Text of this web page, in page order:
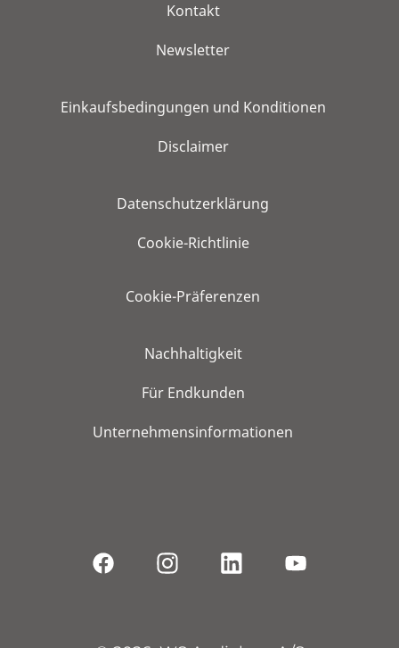
Kontakt
Newsletter
Einkaufsbedingungen und Konditionen
Disclaimer
Datenschutzerklärung
Cookie-Richtlinie
Cookie-Präferenzen
Nachhaltigkeit
Für Endkunden
Unternehmensinformationen